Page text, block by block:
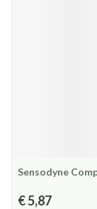
Sensodyne
€ 5,87